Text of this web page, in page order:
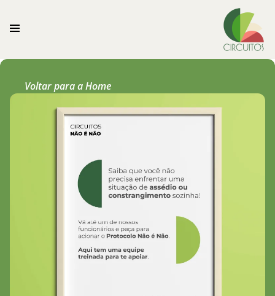
Voltar para a Home